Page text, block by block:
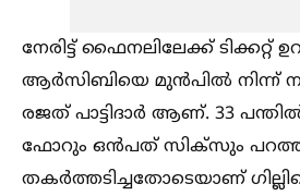
നേരിട്ട് ഫൈനലിലേക്ക് ടിക്കറ്റ്
ആർസിബിയെ മുൻപില്‍ നിന്ന്
രജത് പാട്ടിദാർ ആണ്. 33
ഫോറും ഒൻപത് സിക്സും
തകർത്തടിച്ചതോടെയാണ്